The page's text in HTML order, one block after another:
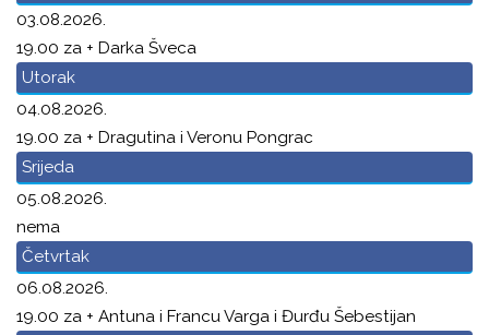
03.08.2026.
19.00 za + Darka Šveca
Utorak
04.08.2026.
19.00 za + Dragutina i Veronu Pongrac
Srijeda
05.08.2026.
nema
Četvrtak
06.08.2026.
19.00 za + Antuna i Francu Varga i Đurđu Šebestijan